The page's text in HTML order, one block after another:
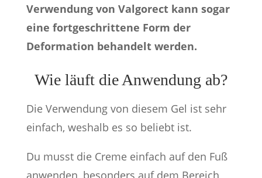
Verwendung von Valgorect kann sogar
eine fortgeschrittene Form der
Deformation behandelt werden.
Wie läuft die Anwendung ab?
Die Verwendung von diesem Gel ist sehr
einfach, weshalb es so beliebt ist.
Du musst die Creme einfach auf den Fuß
anwenden, besonders auf dem Bereich,